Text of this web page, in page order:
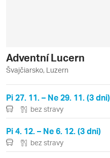
Adventní Lucern
Švajčiarsko, Luzern
Pi 27. 11. – Ne 29. 11. (3 dni)
bez stravy
Pi 4. 12. – Ne 6. 12. (3 dni)
bez stravy